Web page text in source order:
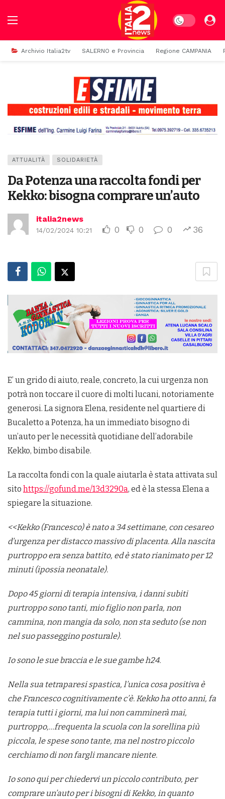
Dark mode
Archivio Italia2tv SALERNO e Provincia Regione CAMPANIA
ATTUALITÀ SOLIDARIETÀ
Da Potenza una raccolta fondi per
Kekko: bisogna comprare un’auto
italia2news
14/02/2024 10:21 0 0 0 36
E’ un grido di aiuto, reale, concreto, la cui urgenza non
potrà non toccare il cuore di molti lucani, notoriamente
generosi. La signora Elena, residente nel quartiere di
Bucaletto a Potenza, ha un immediato bisogno di
un’auto per le necessità quotidiane dell’adorabile
Kekko, bimbo disabile.
La raccolta fondi con la quale aiutarla è stata attivata sul
sito https://gofund.me/13d3290a, ed è la stessa Elena a
spiegare la situazione.
<<Kekko (Francesco) è nato a 34 settimane, con cesareo
d’urgenza per distacco massivo di placenta. Alla nascita
purtroppo era senza battito, ed è stato rianimato per 12
minuti (ipossia neonatale).
Dopo 45 giorni di terapia intensiva, i danni subiti
purtroppo sono tanti, mio figlio non parla, non
cammina, non mangia da solo, non sta seduto (se non
nel suo passeggino posturale).
Io sono le sue braccia e le sue gambe h24.
Nella sua tetraparesi spastica, l’unica cosa positiva è
che Francesco cognitivamente c’è. Kekko ha otto anni, fa
terapia tutti i giorni, ma lui non camminerà mai,
purtroppo,…frequenta la scuola con la sorellina più
piccola, le spese sono tante, ma nel nostro piccolo
cerchiamo di non fargli mancare niente.
Io sono qui per chiedervi un piccolo contributo, per
comprare un’auto per i bisogni di Kekko, in quanto